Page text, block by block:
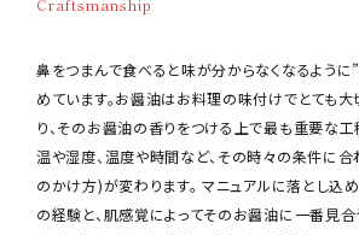
Craftsmanship
鼻をつまんで食べると味が分からなくなるよう
めています。お醤油はお料理の味付けでとても
り、そのお醤油の香りをつける上で最も重要な工
温や湿度、温度や時間など、その時々の条件に
のかけ方)が変わります。 マニュアルに落とし込
の経験と、肌感覚によってそのお醤油に一番見合